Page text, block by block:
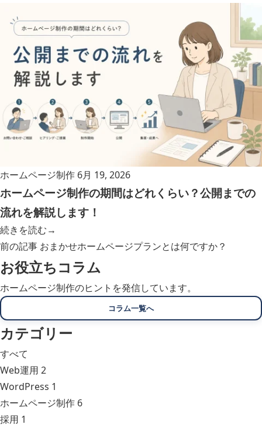
ホームページ制作 6月 19, 2026
ホームページ制作の期間はどれくらい？公開までの
流れを解説します！
続きを読む→
前の記事 おまかせホームページプランとは何ですか？
お役立ちコラム
ホームページ制作のヒントを発信しています。
コラム一覧へ
カテゴリー
すべて
Web運用 2
WordPress 1
ホームページ制作 6
採用 1